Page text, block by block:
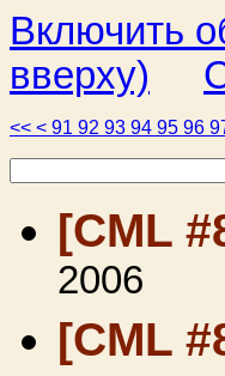
Включить
вверху)
<< < 91 92 93 94 95 96
[CML
2006
[CML